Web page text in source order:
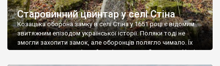
Старовинний цвинтар у селі Стіна
Козацька оборона замку в селі Стіна у 1651 році є відомим
звитяжним епізодом української історії. Поляки тоді не
змогли захопити замок, але оборонців полягло чимало. Їх
поховали на цвинтарі, який тоді називався Замковим. Нині на